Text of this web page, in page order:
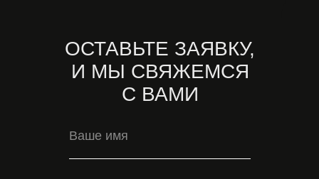
ОСТАВЬТЕ ЗАЯВКУ,
И МЫ СВЯЖЕМСЯ
С ВАМИ